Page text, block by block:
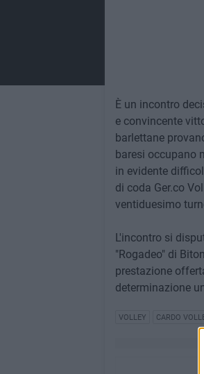
È un incontro
e convincente
barlettane
baresi occupano
in evidente
di coda Ger.co
ventiduesimo
L'incontro si
"Rogadeo" di
prestazione
determinazione
VOLLEY CARDO